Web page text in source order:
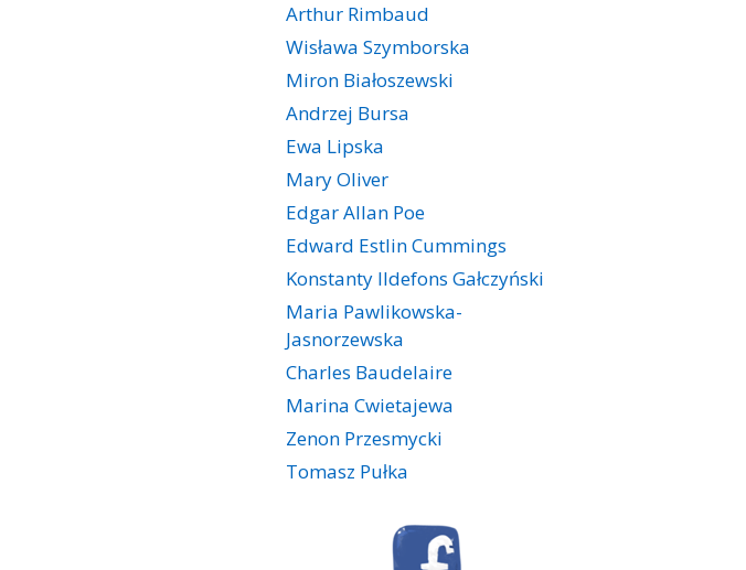
Arthur Rimbaud
Wisława Szymborska
Miron Białoszewski
Andrzej Bursa
Ewa Lipska
Mary Oliver
Edgar Allan Poe
Edward Estlin Cummings
Konstanty Ildefons Gałczyński
Maria Pawlikowska-
Jasnorzewska
Charles Baudelaire
Marina Cwietajewa
Zenon Przesmycki
Tomasz Pułka